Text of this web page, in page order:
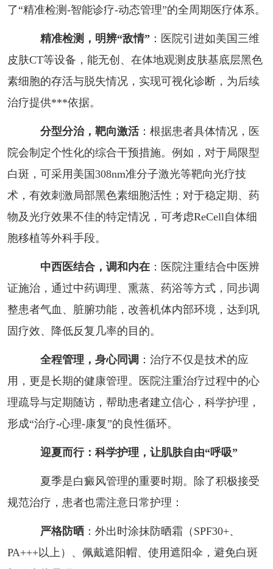
了“精准检测-智能诊疗-动态管理”的全周期医疗体系。
精准检测，明辨“敌情”：医院引进如美国三维
皮肤CT等设备，能无创、在体地观测皮肤基底层黑色
素细胞的存活与脱失情况，实现可视化诊断，为后续
治疗提供***依据。
分型分治，靶向激活：根据患者具体情况，医
院会制定个性化的综合干预措施。例如，对于局限型
白斑，可采用美国308nm准分子激光等靶向光疗技
术，有效刺激局部黑色素细胞活性；对于稳定期、药
物及光疗效果不佳的特定情况，可考虑ReCell自体细
胞移植等外科手段。
中西医结合，调和内在：医院注重结合中医辨
证施治，通过中药调理、熏蒸、药浴等方式，同步调
整患者气血、脏腑功能，改善机体内部环境，达到巩
固疗效、降低反复几率的目的。
全程管理，身心同调 ：治疗不仅是技术的应
用，更是长期的健康管理。医院注重治疗过程中的心
理疏导与定期随访，帮助患者建立信心，科学护理，
形成“治疗-心理-康复”的良性循环。
迎夏而行：科学护理，让肌肤自由“呼吸”
夏季是白癜风管理的重要时期。除了积极接受
规范治疗，患者也需注意日常护理：
严格防晒：外出时涂抹防晒霜（SPF30+、
PA+++以上）、佩戴遮阳帽、使用遮阳伞，避免白斑